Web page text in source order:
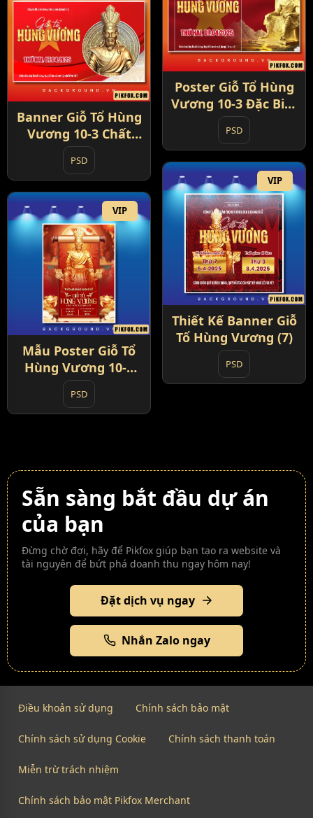
Poster Giỗ Tổ Hùng
Vương 10-3 Đặc Biệt
(5)
PSD
Banner Giỗ Tổ Hùng
Vương 10-3 Chất
Lượng (6)
PSD
VIP
Thiết Kế Banner Giỗ
Tổ Hùng Vương (7)
PSD
VIP
Mẫu Poster Giỗ Tổ
Hùng Vương 10-3
Âm Lịch (8)
PSD
Sẵn sàng bắt đầu dự án
của bạn
Đừng chờ đợi, hãy để Pikfox giúp bạn tạo ra website và
tài nguyên để bứt phá doanh thu ngay hôm nay!
Đặt dịch vụ ngay
Nhắn Zalo ngay
Điều khoản sử dụng Chính sách bảo mật
Chính sách sử dụng Cookie Chính sách thanh toán
Miễn trừ trách nhiệm
Chính sách bảo mật Pikfox Merchant